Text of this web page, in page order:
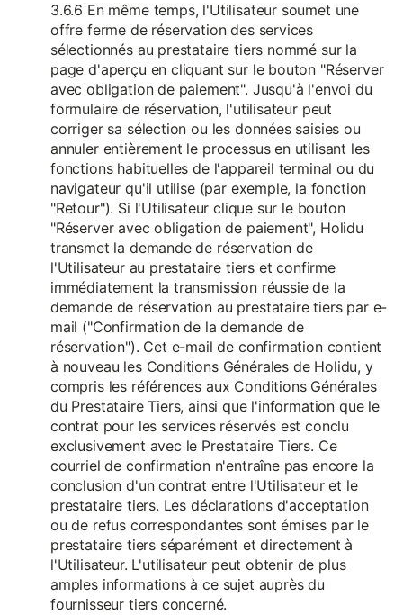
3.6.6 En même temps, l'Utilisateur soumet une
offre ferme de réservation des services
sélectionnés au prestataire tiers nommé sur la
page d'aperçu en cliquant sur le bouton "Réserver
avec obligation de paiement". Jusqu'à l'envoi du
formulaire de réservation, l'utilisateur peut
corriger sa sélection ou les données saisies ou
annuler entièrement le processus en utilisant les
fonctions habituelles de l'appareil terminal ou du
navigateur qu'il utilise (par exemple, la fonction
"Retour"). Si l'Utilisateur clique sur le bouton
"Réserver avec obligation de paiement", Holidu
transmet la demande de réservation de
l'Utilisateur au prestataire tiers et confirme
immédiatement la transmission réussie de la
demande de réservation au prestataire tiers par e-
mail ("Confirmation de la demande de
réservation"). Cet e-mail de confirmation contient
à nouveau les Conditions Générales de Holidu, y
compris les références aux Conditions Générales
du Prestataire Tiers, ainsi que l'information que le
contrat pour les services réservés est conclu
exclusivement avec le Prestataire Tiers. Ce
courriel de confirmation n'entraîne pas encore la
conclusion d'un contrat entre l'Utilisateur et le
prestataire tiers. Les déclarations d'acceptation
ou de refus correspondantes sont émises par le
prestataire tiers séparément et directement à
l'Utilisateur. L'utilisateur peut obtenir de plus
amples informations à ce sujet auprès du
fournisseur tiers concerné.